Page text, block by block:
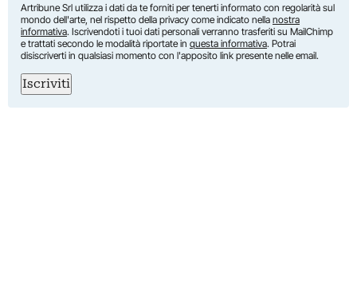
Artribune Srl utilizza i dati da te forniti per tenerti informato con regolarità sul
mondo dell'arte, nel rispetto della privacy come indicato nella nostra
informativa. Iscrivendoti i tuoi dati personali verranno trasferiti su MailChimp
e trattati secondo le modalità riportate in questa informativa. Potrai
disiscriverti in qualsiasi momento con l'apposito link presente nelle email.
Iscriviti